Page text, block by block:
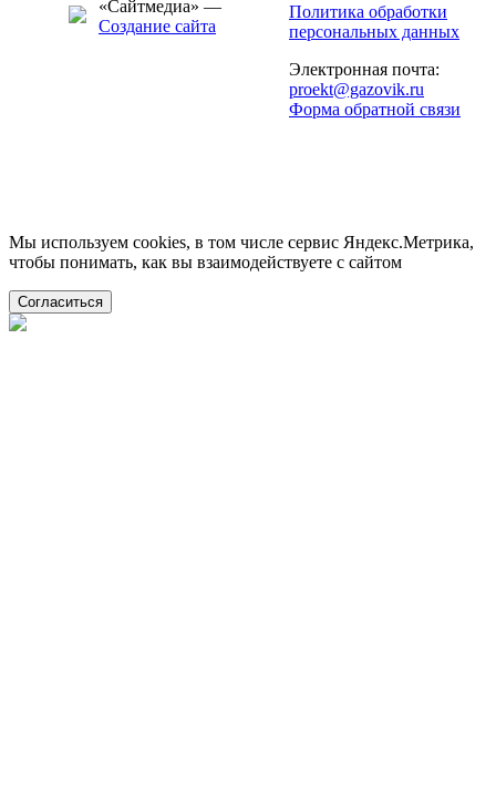
«Сайтмедиа» —
Создание сайта
Политика обработки
персональных данных
Электронная почта:
proekt@gazovik.ru
Форма обратной связи
Мы используем cookies, в том числе сервис Яндекс.Метрика,
чтобы понимать, как вы взаимодействуете с сайтом
Согласиться